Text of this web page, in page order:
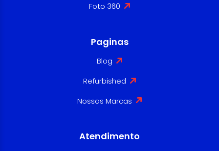
Foto 360
Paginas
Blog
Refurbished
Nossas Marcas
Atendimento